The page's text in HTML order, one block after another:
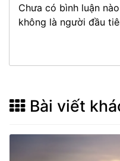
Chưa có bình luận
không là người đầu
Bài viết